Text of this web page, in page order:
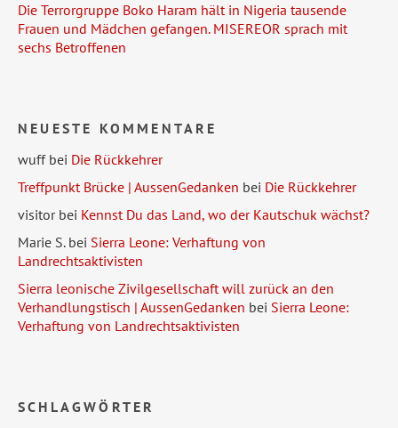
Die Terrorgruppe Boko Haram hält in Nigeria tausende
Frauen und Mädchen gefangen. MISEREOR sprach mit
sechs Betroffenen
NEUESTE KOMMENTARE
wuffbei Die Rückkehrer
Treffpunkt Brücke | AussenGedanken bei Die Rückkehrer
visitorbei Kennst Du das Land, wo der Kautschuk wächst?
Marie S.bei Sierra Leone: Verhaftung von
Landrechtsaktivisten
Sierra leonische Zivilgesellschaft will zurück an den
Verhandlungstisch | AussenGedanken bei Sierra Leone:
Verhaftung von Landrechtsaktivisten
SCHLAGWÖRTER